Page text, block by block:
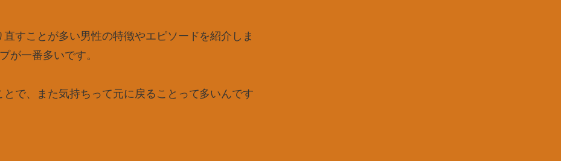
すことが多い男性の特徴やエピソードを紹介しま
が一番多いです。
で、また気持ちって元に戻ることって多いんです